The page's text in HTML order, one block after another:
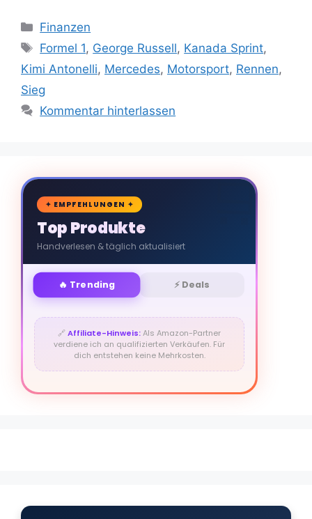
Kategorien
Finanzen
Schlagwörter
Formel 1, George Russell, Kanada Sprint,
Kimi Antonelli, Mercedes, Motorsport, Rennen,
Sieg
Kommentar hinterlassen
🛒
✦ EMPFEHLUNGEN ✦
Top Produkte
Handverlesen & täglich aktualisiert
🔥 Trending ⚡ Deals
🔗Affiliate-Hinweis:Als Amazon-Partner
verdiene ich an qualifizierten Verkäufen. Für
dich entstehen keine Mehrkosten.